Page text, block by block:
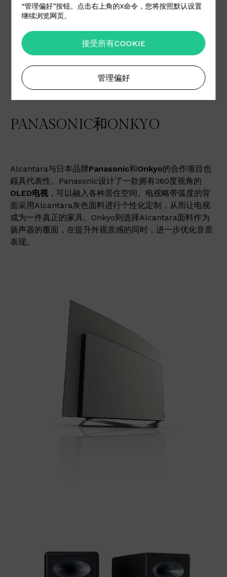
PANASONIC和ONKYO
Alcantara与日本品牌Panasonic和Onkyo的合作项目也
颇具代表性。Panasonic设计了一款拥有360度视角的
OLED电视 ，可以融入各种居住空间。电视略带弧度的背
面采用Alcantara灰色面料进行个性化定制，从而让电视
成为一件真正的家具。Onkyo则选择Alcantara面料作为
扬声器的覆面，在提升外观质感的同时，进一步优化音质
表现。
“管理偏好”按钮。点击右上角的X命令，您将按照默认设置
继续浏览网页。
接受所有COOKIE
管理偏好